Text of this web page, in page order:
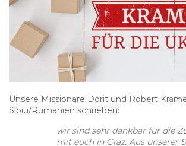
Unsere Missionare Dorit und Robert
Sibiu/Rumänien schrieben:
wir sind sehr dankbar für die
mit euch in Graz. Aus unserer